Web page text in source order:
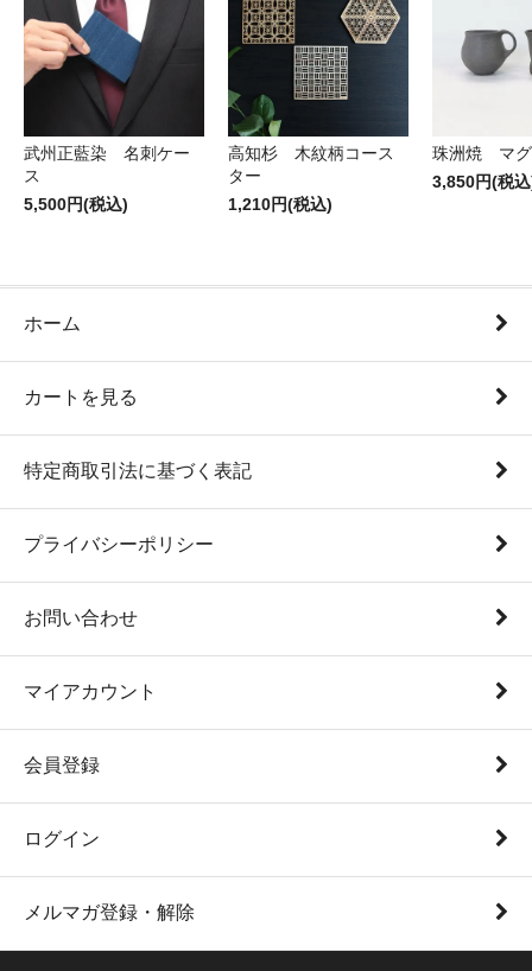
武州正藍染 名刺ケー
ス
5,500円(税込)
高知杉 木紋柄コース
ター
1,210円(税込)
珠洲焼 マグ
3,850円(税
ホーム
カートを見る
特定商取引法に基づく表記
プライバシーポリシー
お問い合わせ
マイアカウント
会員登録
ログイン
メルマガ登録・解除